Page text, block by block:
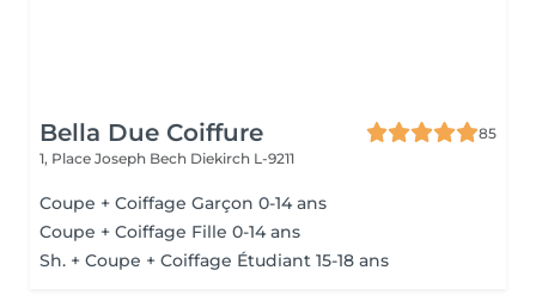
Bella Due Coiffure
85
1, Place Joseph Bech Diekirch L-9211
Coupe + Coiffage Garçon 0-14 ans
Coupe + Coiffage Fille 0-14 ans
Sh. + Coupe + Coiffage Étudiant 15-18 ans